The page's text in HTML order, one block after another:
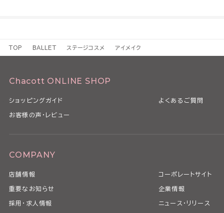
TOP BALLET ステージコスメ アイメイク
Chacott ONLINE SHOP
ショッピングガイド よくあるご質問
お客様の声・レビュー
COMPANY
店舗情報 コーポレートサイト
重要なお知らせ 企業情報
採用・求人情報 ニュース・リリース